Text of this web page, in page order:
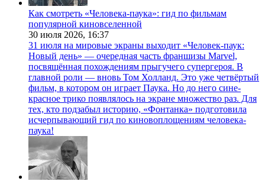
Как смотреть «Человека-паука»: гид по фильмам
популярной киновселенной
30 июля 2026, 16:37
31 июля на мировые экраны выходит «Человек-паук:
Новый день» — очередная часть франшизы Marvel,
посвящённая похождениям прыгучего супергероя. В
главной роли — вновь Том Холланд. Это уже четвёртый
фильм, в котором он играет Паука. Но до него сине-
красное трико появлялось на экране множество раз. Для
тех, кто подзабыл историю, «Фонтанка» подготовила
исчерпывающий гид по киновоплощениям человека-
паука!